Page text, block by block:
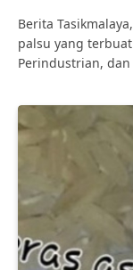
Berita
palsu yang
Perindustrian,